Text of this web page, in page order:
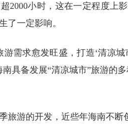
2000小时，这在一定程度上
了一定影响。
游需求愈发旺盛，打造‘清凉
具备发展“清凉城市”旅游的
旅游的开发，近些年海南不断